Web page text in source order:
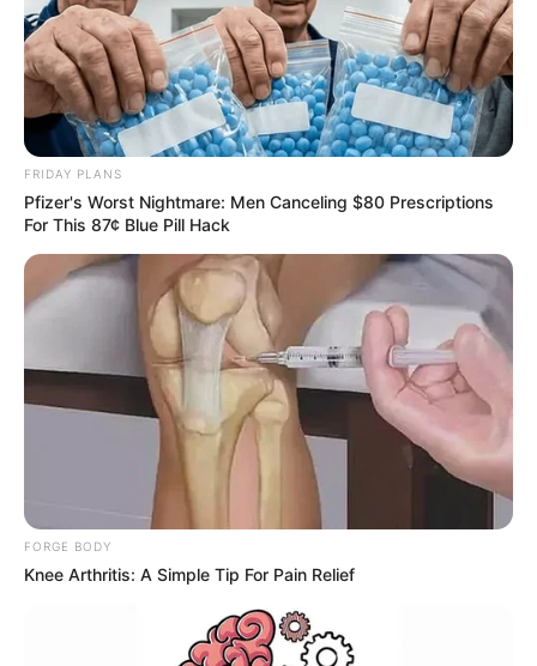
Πού μπορώ να διαβάσω για το πολιτικό παρασκήνιο; +
Δημοσιεύετε άρθρα γνώμης και αναλύσεις για την
πολιτική;
+
Καλύπτετε εκτενώς την οικονομική επικαιρότητα;
Υπάρχει ενημέρωση και πρόγνωση για τον καιρό; +
Πώς μαθαίνω άμεσα για δασικές πυρκαγιές και
ενεργά μέτωπα;
+
Προσφέρετε ρεπορτάζ για τροχαία και την κίνηση
Πού μπορώ να δω τις προγραμματισμένες απεργίες
και κινητοποιήσεις;
+
Υπάρχει άμεση καταγραφή για σεισμικές δονήσεις;
FRIDAY PLANS
Pfizer's Worst Nightmare: Men Canceling $80 Prescriptions
For This 87¢ Blue Pill Hack
FORGE BODY
Knee Arthritis: A Simple Tip For Pain Relief